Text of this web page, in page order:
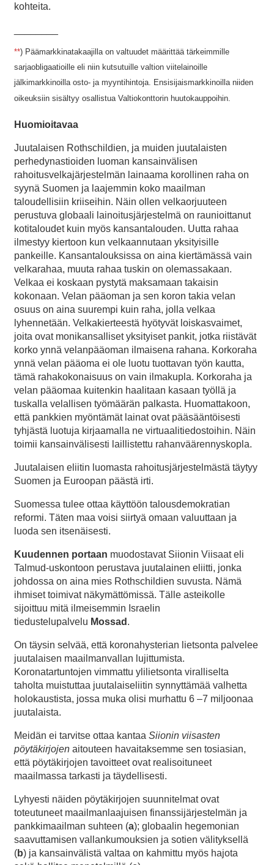
kohteita.
**) Päämarkkinatakaajilla on valtuudet määrittää tärkeimmille
sarjaobligaatioille eli niin kutsutuille valtion viitelainoille
jälkimarkkinoilla osto- ja myyntihintoja. Ensisijaismarkkinoilla niiden
oikeuksiin sisältyy osallistua Valtiokonttorin huutokauppoihin.
Huomioitavaa
Juutalaisen Rothschildien, ja muiden juutalaisten
perhedynastioiden luoman kansainvälisen
rahoitusvelkajärjestelmän lainaama korollinen raha on
syynä Suomen ja laajemmin koko maailman
taloudellisiin kriiseihin. Näin ollen velkaorjuuteen
perustuva globaali lainoitusjärjestelmä on raunioittanut
kotitaloudet kuin myös kansantalouden. Uutta rahaa
ilmestyy kiertoon kun velkaannutaan yksityisille
pankeille. Kansantalouksissa on aina kiertämässä vain
velkarahaa, muuta rahaa tuskin on olemassakaan.
Velkaa ei koskaan pystytä maksamaan takaisin
kokonaan. Velan pääoman ja sen koron takia velan
osuus on aina suurempi kuin raha, jolla velkaa
lyhennetään. Velkakierteestä hyötyvät loiskasvaimet,
joita ovat monikansalliset yksityiset pankit, jotka riistävät
korko ynnä velanpääoman ilmaisena rahana. Korkoraha
ynnä velan pääoma ei ole luotu tuottavan työn kautta,
tämä rahakokonaisuus on vain ilmakupla. Korkoraha ja
velan pääomaa kuitenkin haalitaan kasaan työllä ja
tuskalla velallisen työmäärän palkasta. Huomattakoon,
että pankkien myöntämät lainat ovat pääsääntöisesti
tyhjästä luotuja kirjaamalla ne virtuaalitiedostoihin. Näin
toimii kansainvälisesti laillistettu rahanväärennyskopla.
Juutalaisen eliitin luomasta rahoitusjärjestelmästä täytyy
Suomen ja Euroopan päästä irti.
Suomessa tulee ottaa käyttöön talousdemokratian
reformi. Täten maa voisi siirtyä omaan valuuttaan ja
luoda sen itsenäisesti.
Kuudennen portaan muodostavat Siionin Viisaat eli
Talmud-uskontoon perustava juutalainen eliitti, jonka
johdossa on aina mies Rothschildien suvusta. Nämä
ihmiset toimivat näkymättömissä. Tälle asteikolle
sijoittuu mitä ilmeisemmin Israelin
tiedustelupalvelu Mossad .
On täysin selvää, että koronahysterian lietsonta palvelee
juutalaisen maailmanvallan lujittumista.
Koronatartuntojen vimmattu ylilietsonta viralliselta
taholta muistuttaa juutalaiseliitin synnyttämää valhetta
holokaustista, jossa muka olisi murhattu 6 –7 miljoonaa
juutalaista.
Meidän ei tarvitse ottaa kantaa Siionin viisasten
pöytäkirjojen aitouteen havaitaksemme sen tosiasian,
että pöytäkirjojen tavoitteet ovat realisoituneet
maailmassa tarkasti ja täydellisesti.
Lyhyesti näiden pöytäkirjojen suunnitelmat ovat
toteutuneet maailmanlaajuisen finanssijärjestelmän ja
pankkimaailman suhteen (a); globaalin hegemonian
saavuttamisen vallankumouksien ja sotien välityksellä
(b) ja kansainvälistä valtaa on kahmittu myös hajota